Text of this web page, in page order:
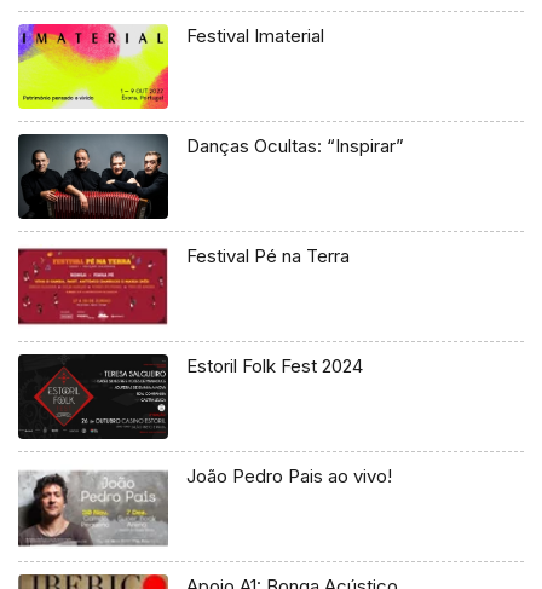
Festival Imaterial
Danças Ocultas: “Inspirar”
Festival Pé na Terra
Estoril Folk Fest 2024
João Pedro Pais ao vivo!